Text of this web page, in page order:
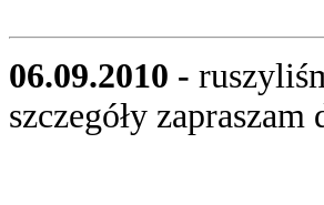
06.09.2010 -
szczegóły zapraszam